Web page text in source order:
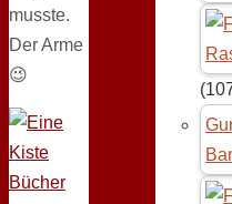
musste.
Der Arme
😉